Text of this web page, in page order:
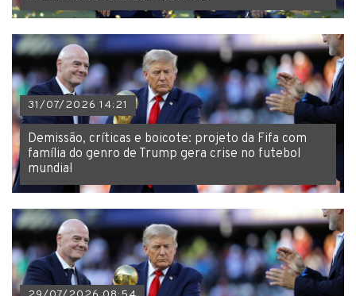
31/07/2026 14:21
Demissão, críticas e boicote: projeto da Fifa com
família do genro de Trump gera crise no futebol
mundial